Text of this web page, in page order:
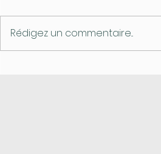
Rédigez un commentaire...